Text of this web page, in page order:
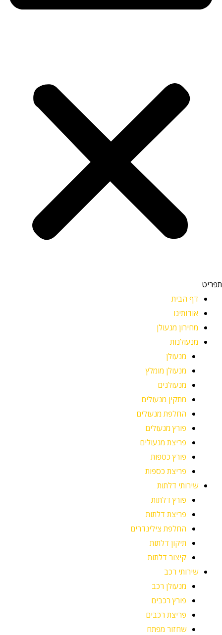
תפריט
דף הבית
אודותינו
מחירון מנעולן
מנעולנות
מנעולן
מנעולן מומלץ
מנעולנים
מתקין מנעולים
החלפת מנעולים
פורץ מנעולים
פריצת מנעולים
פורץ כספות
פריצת כספות
שירותי דלתות
פורץ דלתות
פריצת דלתות
החלפת צילינדרים
תיקון דלתות
קיצור דלתות
שירותי רכב
מנעולן רכב
פורץ רכבים
פריצת רכבים
שחזור מפתח